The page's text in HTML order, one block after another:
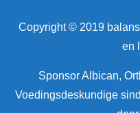
Copyright © 2019
en
Sponsor Albican,
Voedingsdeskundige